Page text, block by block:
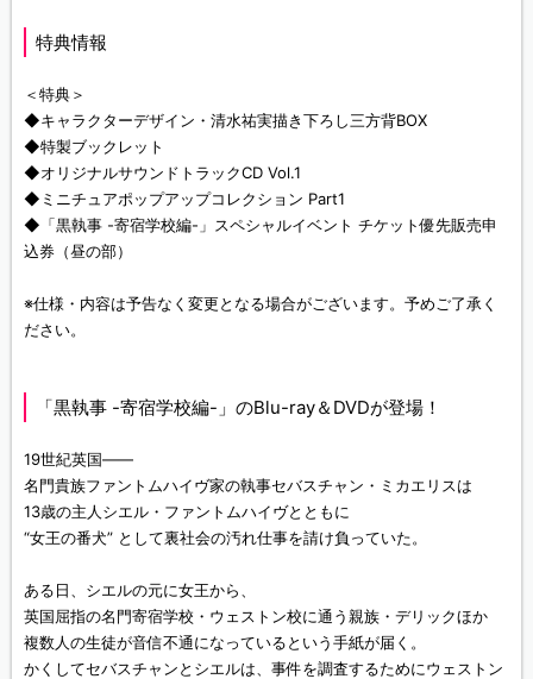
特典情報
＜特典＞
◆キャラクターデザイン・清水祐実描き下ろし三方背BOX
◆特製ブックレット
◆オリジナルサウンドトラックCD Vol.1
◆ミニチュアポップアップコレクション Part1
◆「黒執事 -寄宿学校編-」スペシャルイベント チケット優先販売申
込券（昼の部）
※仕様・内容は予告なく変更となる場合がございます。予めご了承く
ださい。
「黒執事 -寄宿学校編-」のBlu-ray＆DVDが登場！
19世紀英国――
名門貴族ファントムハイヴ家の執事セバスチャン・ミカエリスは
13歳の主人シエル・ファントムハイヴとともに
“女王の番犬” として裏社会の汚れ仕事を請け負っていた。
ある日、シエルの元に女王から、
英国屈指の名門寄宿学校・ウェストン校に通う親族・デリックほか
複数人の生徒が音信不通になっているという手紙が届く。
かくしてセバスチャンとシエルは、事件を調査するためにウェストン